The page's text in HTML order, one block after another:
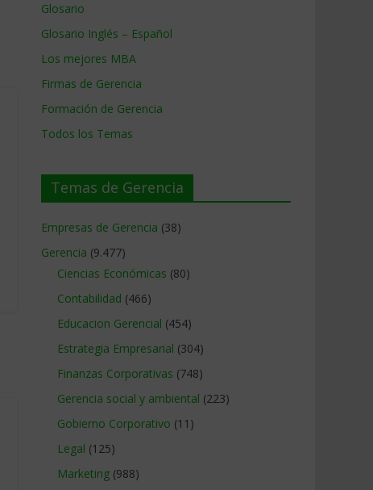
Glosario
Glosario Inglés – Español
Los mejores MBA
Firmas de Gerencia
Formación de Gerencia
Todos los Temas
Temas de Gerencia
Empresas de Gerencia (38)
Gerencia (9.477)
Ciencias Económicas (80)
Contabilidad (466)
Educacion Gerencial (454)
Estrategia Empresarial (304)
Finanzas Corporativas (748)
Gerencia social y ambiental (223)
Gobierno Corporativo (11)
Legal (125)
Marketing (988)